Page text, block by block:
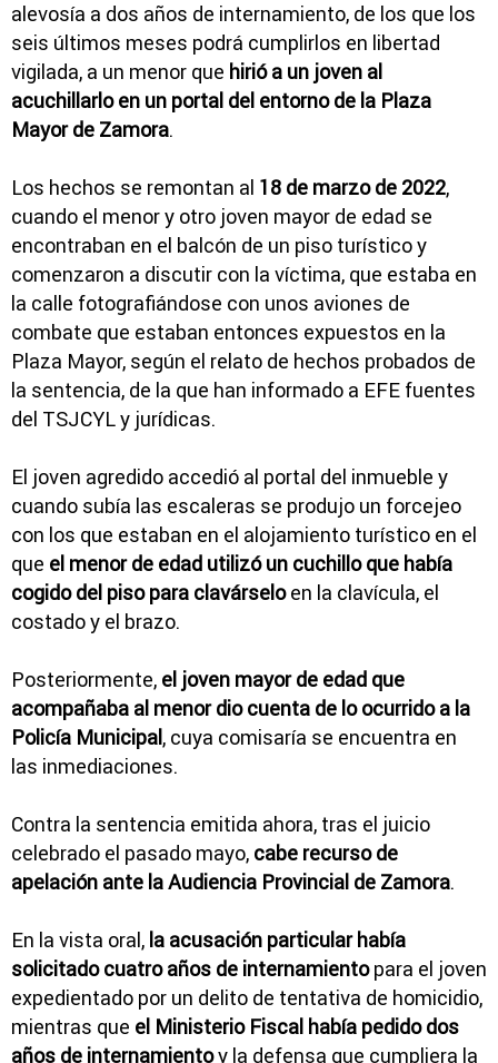
alevosía a dos años de internamiento, de los que los
seis últimos meses podrá cumplirlos en libertad
vigilada, a un menor que hirió a un joven al
acuchillarlo en un portal del entorno de la Plaza
Mayor de Zamora.
Los hechos se remontan al 18 de marzo de 2022,
cuando el menor y otro joven mayor de edad se
encontraban en el balcón de un piso turístico y
comenzaron a discutir con la víctima, que estaba en
la calle fotografiándose con unos aviones de
combate que estaban entonces expuestos en la
Plaza Mayor, según el relato de hechos probados de
la sentencia, de la que han informado a EFE fuentes
del TSJCYL y jurídicas.
El joven agredido accedió al portal del inmueble y
cuando subía las escaleras se produjo un forcejeo
con los que estaban en el alojamiento turístico en el
que el menor de edad utilizó un cuchillo que había
cogido del piso para clavárseloen la clavícula, el
costado y el brazo.
Posteriormente, el joven mayor de edad que
acompañaba al menor dio cuenta de lo ocurrido a la
Policía Municipal, cuya comisaría se encuentra en
las inmediaciones.
Contra la sentencia emitida ahora, tras el juicio
celebrado el pasado mayo, cabe recurso de
apelación ante la Audiencia Provincial de Zamora.
En la vista oral, la acusación particular había
solicitado cuatro años de internamientopara el joven
expedientado por un delito de tentativa de homicidio,
mientras que el Ministerio Fiscal había pedido dos
años de internamientoy la defensa que cumpliera la